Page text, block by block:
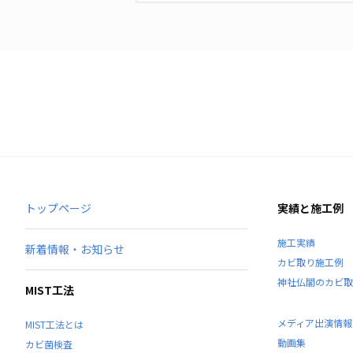
トップページ
新着情報・お知らせ
MIST工法
MIST工法とは
カビ菌検査
実績と施工例
施工実績
カビ取り施工例
神社仏閣のカビ
メディア出演情報
動画集